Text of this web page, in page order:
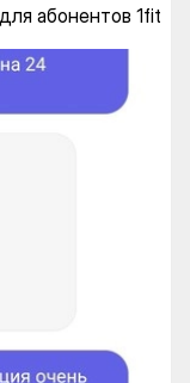
абонентов 1fit